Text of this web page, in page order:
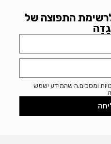
התפוצה של
ומסכים.ה שהמידע ישמש